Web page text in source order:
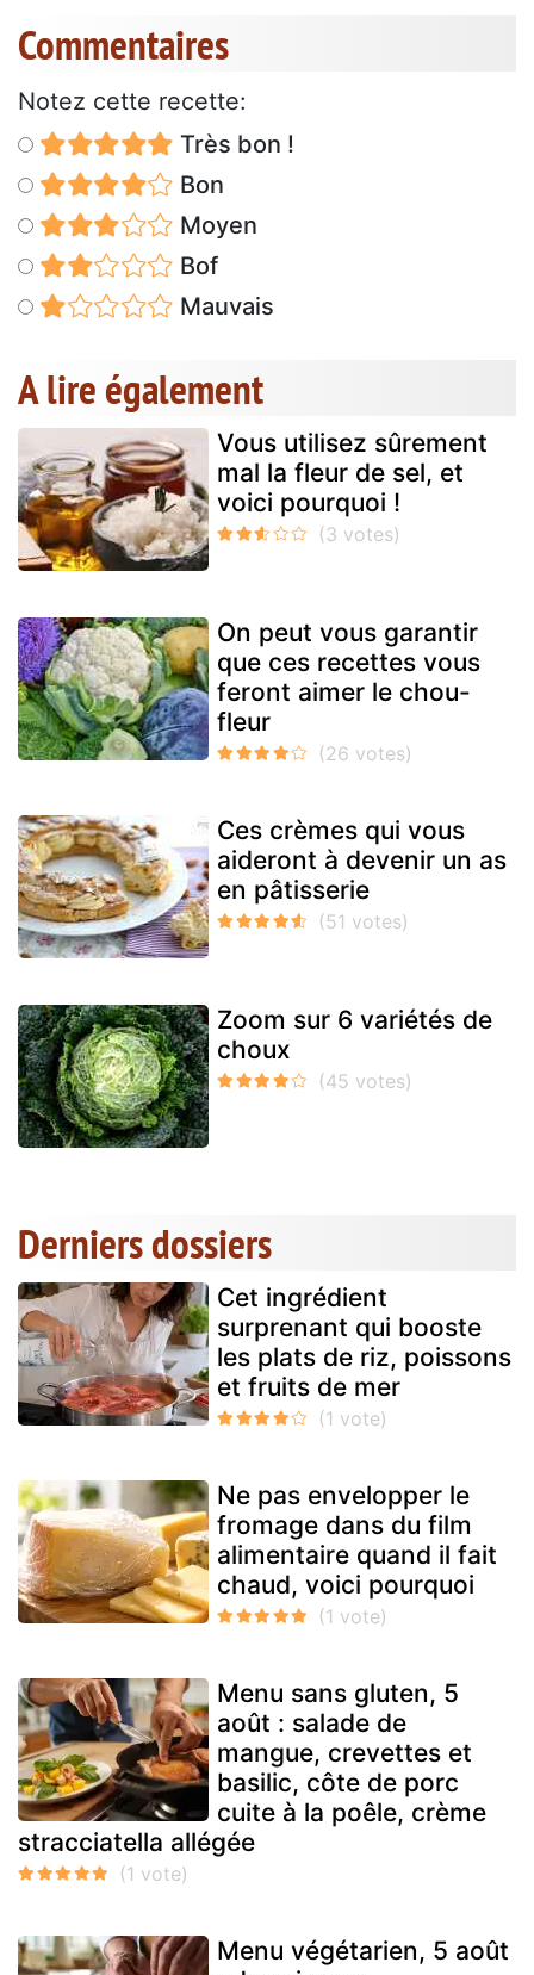
Commentaires
Notez cette recette:
Très bon !
Bon
Moyen
Bof
Mauvais
A lire également
Vous utilisez sûrement
mal la fleur de sel, et
voici pourquoi !
On peut vous garantir
que ces recettes vous
feront aimer le chou-
fleur
Ces crèmes qui vous
aideront à devenir un as
en pâtisserie
Zoom sur 6 variétés de
choux
Derniers dossiers
Cet ingrédient
surprenant qui booste
les plats de riz, poissons
et fruits de mer
Ne pas envelopper le
fromage dans du film
alimentaire quand il fait
chaud, voici pourquoi
Menu sans gluten, 5
août : salade de
mangue, crevettes et
basilic, côte de porc
cuite à la poêle, crème
stracciatella allégée
Menu végétarien, 5 août